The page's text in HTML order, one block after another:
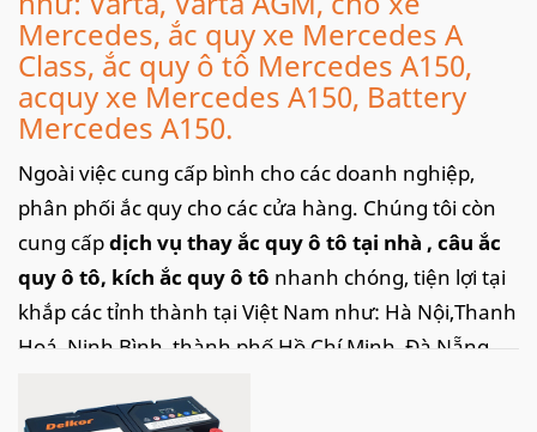
Mercedes, ắc quy xe Mercedes A
Class, ắc quy ô tô Mercedes A150,
acquy xe Mercedes A150, Battery
Mercedes A150.
Ngoài việc cung cấp bình cho các doanh nghiệp,
phân phối ắc quy cho các cửa hàng. Chúng tôi còn
cung cấpdịch vụ thay ắc quy ô tô tại nhà , câu ắc
quy ô tô, kích ắc quy ô tô nhanh chóng, tiện lợi tại
khắp các tỉnh thành tại Việt Nam như: Hà Nội,Thanh
Hoá, Ninh Bình, thành phố Hồ Chí Minh, Đà Nẵng,
vụ chuyên nghiệp, chắc chắn sẽ làm hài lòng quý